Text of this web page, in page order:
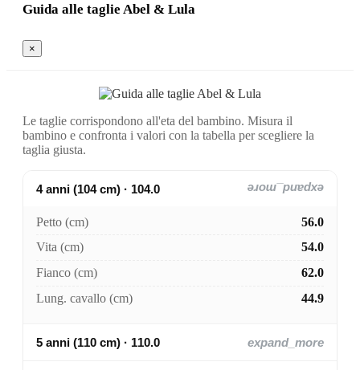
Guida alle taglie Abel & Lula
×
Le taglie corrispondono all'eta del bambino. Misura il
bambino e confronta i valori con la tabella per scegliere la
taglia giusta.
4 anni (104 cm) · 104.0 expand_more
Petto (cm)
56.0
Vita (cm)
54.0
Fianco (cm)
62.0
Lung. cavallo (cm)
44.9
5 anni (110 cm) · 110.0 expand_more